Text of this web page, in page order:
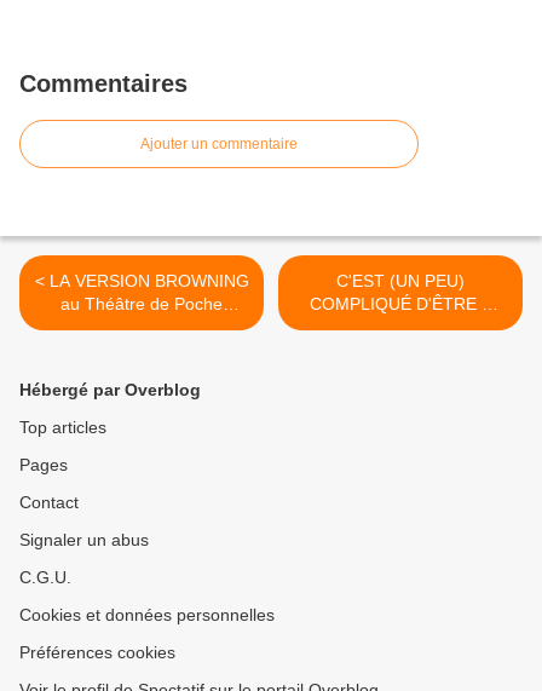
Commentaires
Ajouter un commentaire
< LA VERSION BROWNING
au Théâtre de Poche
Montparnasse
C'EST (UN PEU)
COMPLIQUÉ D'ÊTRE A
L’ORIGINE DU MONDE au
Hébergé par Overblog
Top articles
Pages
Contact
Signaler un abus
C.G.U.
Cookies et données personnelles
Préférences cookies